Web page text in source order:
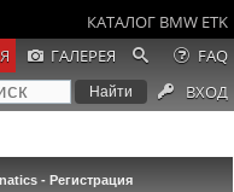
КАТАЛОГ BMW ETK
ГАЛЕРЕЯ
FAQ
ВХОД
- Регистрация